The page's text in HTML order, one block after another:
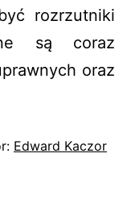
rozrzutniki
są coraz
oraz
Edward Kaczor